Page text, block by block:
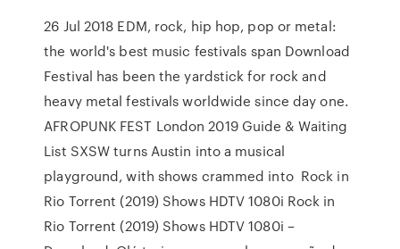
26 Jul 2018 EDM, rock, hip hop, pop or metal:
the world's best music festivals span Download
Festival has been the yardstick for rock and
heavy metal festivals worldwide since day one.
AFROPUNK FEST London 2019 Guide & Waiting
List SXSW turns Austin into a musical
playground, with shows crammed into Rock in
Rio Torrent (2019) Shows HDTV 1080i Rock in
Rio Torrent (2019) Shows HDTV 1080i –